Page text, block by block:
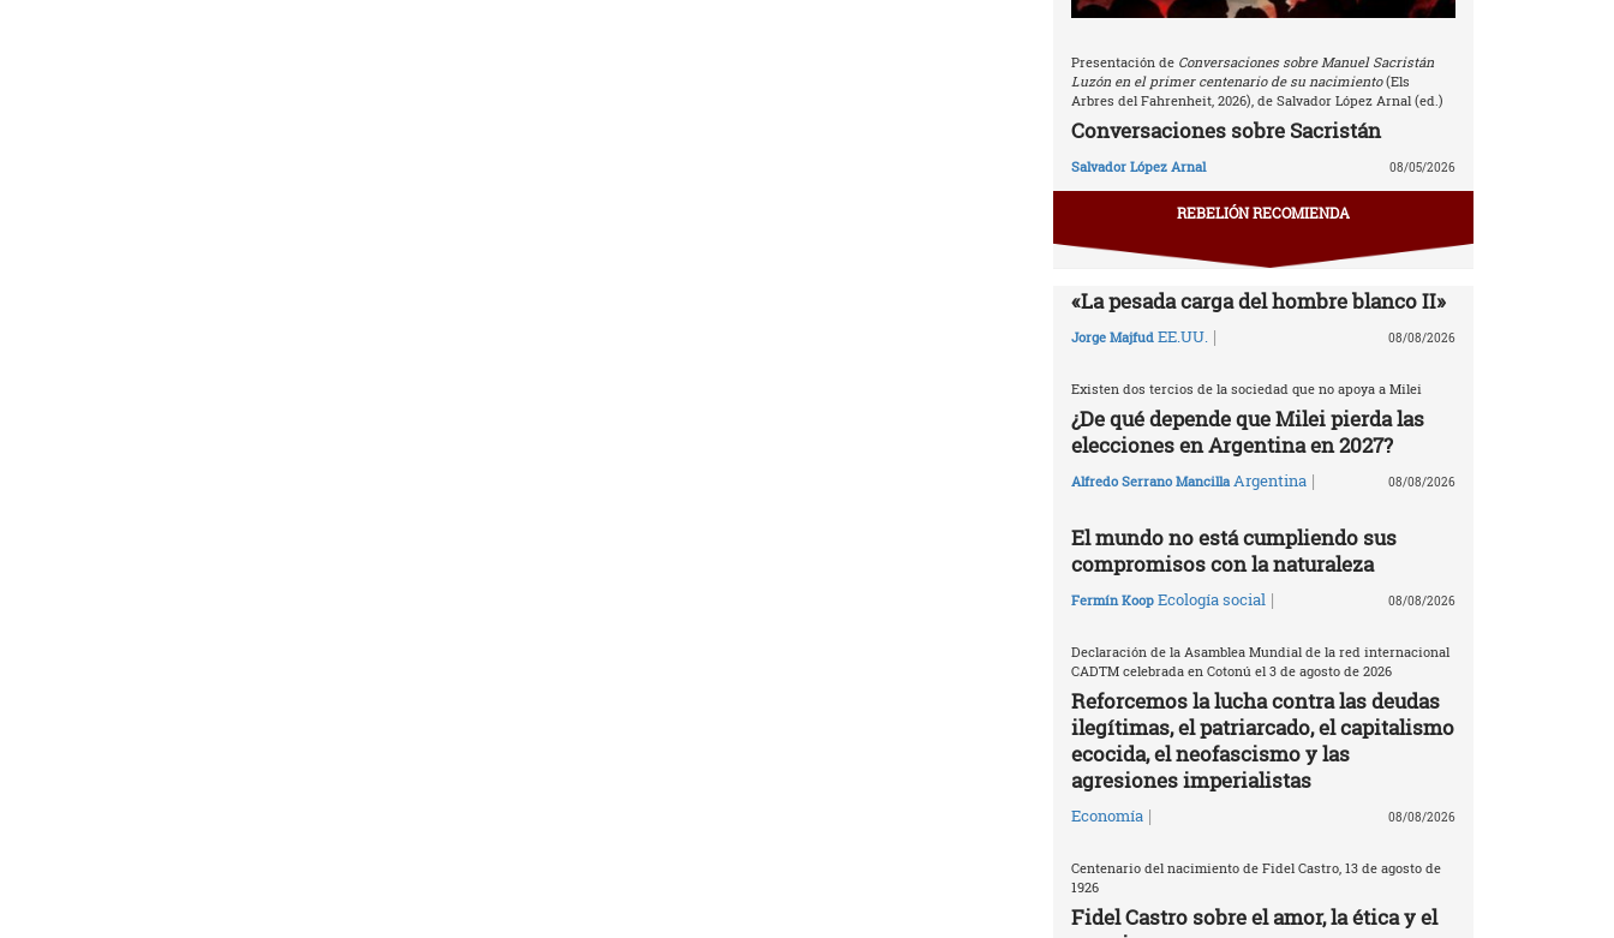
Presentación de Conversaciones sobre Manuel Sacristán
Luzón en el primer centenario de su nacimiento(Els
Arbres del Fahrenheit, 2026), de Salvador López Arnal (ed.)
Conversaciones sobre Sacristán
Salvador López Arnal 08/05/2026
REBELIÓN RECOMIENDA
«La pesada carga del hombre blanco II»
Jorge Majfud EE.UU. | 08/08/2026
Existen dos tercios de la sociedad que no apoya a Milei
¿De qué depende que Milei pierda las
elecciones en Argentina en 2027?
Alfredo Serrano Mancilla Argentina | 08/08/2026
El mundo no está cumpliendo sus
compromisos con la naturaleza
Fermín Koop Ecología social | 08/08/2026
Declaración de la Asamblea Mundial de la red internacional
CADTM celebrada en Cotonú el 3 de agosto de 2026
Reforcemos la lucha contra las deudas
ilegítimas, el patriarcado, el capitalismo
ecocida, el neofascismo y las
agresiones imperialistas
Economía | 08/08/2026
Centenario del nacimiento de Fidel Castro, 13 de agosto de
1926
Fidel Castro sobre el amor, la ética y el